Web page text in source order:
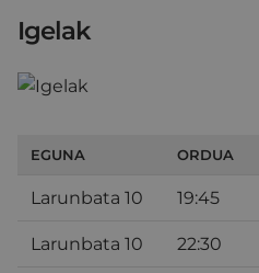
Igelak
EGUNA ORDUA
Larunbata 10 19:45
Larunbata 10 22:30